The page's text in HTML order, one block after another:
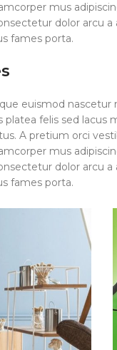
mus
dolor arcu
fames porta.
euismod
platea felis sed
A pretium orci
mus
dolor arcu
fames porta.